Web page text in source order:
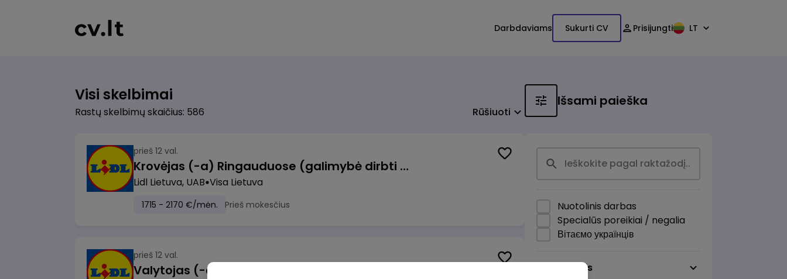
Darbdaviams Sukurti CV Prisijungti LT
Visi skelbimai
Rastų skelbimų skaičius: 586 Rūšiuoti
prieš 12 val.
Krovėjas (-a) Ringauduose (galimybė dirbti nepilnu etatu)
Lidl Lietuva, UAB Visa Lietuva
1715 - 2170 €/mėn. Prieš mokesčius
prieš 12 val.
Išsami paieška
Nuotolinis darbas
Specialūs poreikiai / negalia
Вітаємо українців
Darbo sritis